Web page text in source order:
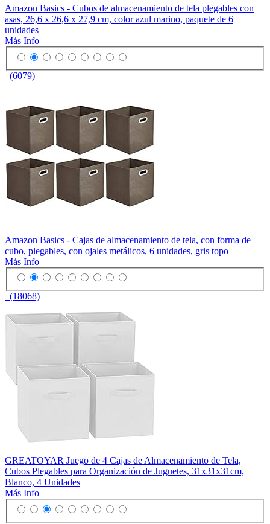
Amazon Basics - Cubos de almacenamiento de tela plegables con
asas, 26,6 x 26,6 x 27,9 cm, color azul marino, paquete de 6
unidades
Más Info
(6079)
Amazon Basics - Cajas de almacenamiento de tela, con forma de
cubo, plegables, con ojales metálicos, 6 unidades, gris topo
Más Info
(18068)
GREATOYAR Juego de 4 Cajas de Almacenamiento de Tela,
Cubos Plegables para Organización de Juguetes, 31x31x31cm,
Blanco, 4 Unidades
Más Info